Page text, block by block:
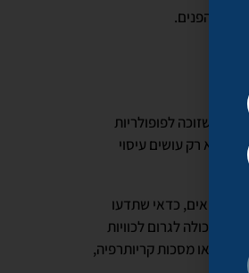
הפנים.
שזוכה לפופולריות
לא רק עושים עיסוי
קפואים, כדאי שתדעו
יכולה לגרום לכוויות
בקור או מסכות קריותרפיה,